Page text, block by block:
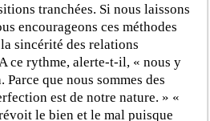
tranchées. Si nous laissons
encourageons ces méthodes
sincérité des relations
ce rythme, alerte-t-il, « nous y
Parce que nous sommes des
est de notre nature. » «
le bien et le mal puisque